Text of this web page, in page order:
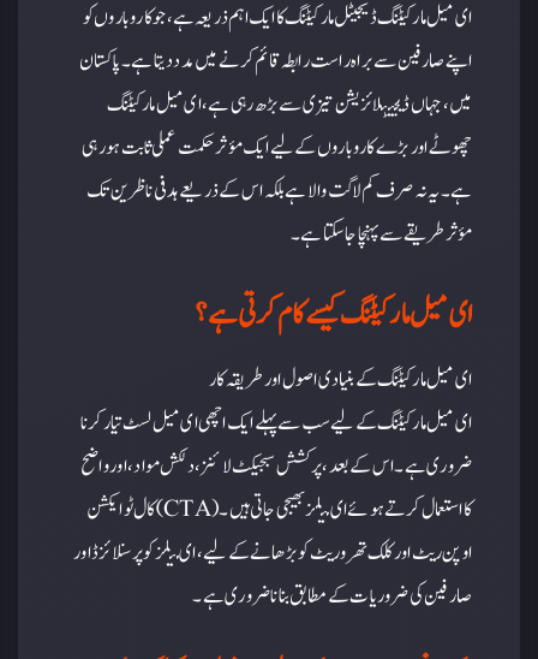
ای میل مارکیٹنگ ڈیجیٹل مارکیٹنگ کا ایک اہم ذریعہ ہے، جو کاروباروں کو
اپنے صارفین سے براہ راست رابطہ قائم کرنے میں مدد دیتا ہے۔ پاکستان
میں، جہاں ڈیجیٹلائزیشن تیزی سے بڑھ رہی ہے، ای میل مارکیٹنگ
چھوٹے اور بڑے کاروباروں کے لیے ایک مؤثر حکمت عملی ثابت ہو رہی
ہے۔ یہ نہ صرف کم لاگت والا ہے بلکہ اس کے ذریعے ہدفی ناظرین تک
مؤثر طریقے سے پہنچا جا سکتا ہے۔
ای میل مارکیٹنگ کیسے کام کرتی ہے؟
ای میل مارکیٹنگ کے بنیادی اصول اور طریقہ کار
ای میل مارکیٹنگ کے لیے سب سے پہلے ایک اچھی ای میل لسٹ تیار کرنا
ضروری ہے۔ اس کے بعد، پرکشش سبجیکٹ لائنز، دلکش مواد، اور واضح
کال ٹو ایکشن (CTA) کا استعمال کرتے ہوئے ای میلز بھیجی جاتی ہیں۔
اوپن ریٹ اور کلک تھرو ریٹ کو بڑھانے کے لیے، ای میلز کو پرسنلائزڈ اور
صارفین کی ضروریات کے مطابق بنانا ضروری ہے۔